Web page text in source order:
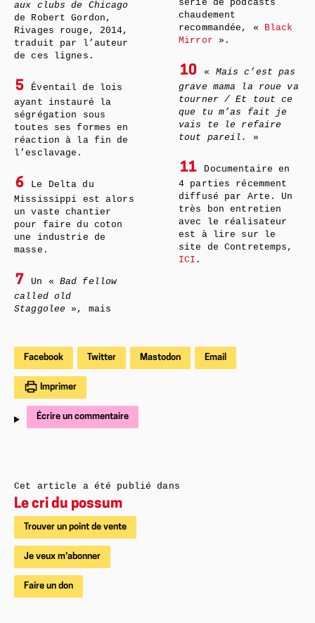
aux clubs de Chicago
de Robert Gordon,
Rivages rouge, 2014,
traduit par l’auteur
de ces lignes.
5
Éventail de lois
ayant instauré la
ségrégation sous
toutes ses formes en
réaction à la fin de
l’esclavage.
6
Le Delta du
Mississippi est alors
un vaste chantier
pour faire du coton
une industrie de
masse.
7 Un « Bad fellow
called old
Staggolee », mais
série de podcasts
chaudement
recommandée, « Black
Mirror ».
10 « Mais c’est pas
grave mama la roue va
tourner / Et tout ce
que tu m’as fait je
vais te le refaire
tout pareil.
»
11
Documentaire en
4 parties récemment
diffusé par Arte. Un
très bon entretien
avec le réalisateur
est à lire sur le
site de Contretemps,
ICI .
Facebook Twitter Mastodon Email
Imprimer
Écrire un commentaire
Cet article a été publié dans
Le cri du possum
Trouver un point de vente
Je veux m'abonner
Faire un don